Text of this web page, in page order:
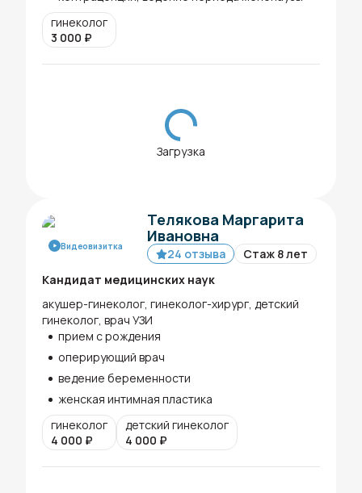
гинеколог
3 000 ₽
Загрузка
Видеовизитка
Телякова Маргарита
Ивановна
24 отзыва
Стаж 8 лет
Кандидат медицинских наук
акушер-гинеколог, гинеколог-хирург, детский
гинеколог, врач УЗИ
прием с рождения
оперирующий врач
ведение беременности
женская интимная пластика
гинеколог
4 000 ₽
детский гинеколог
4 000 ₽